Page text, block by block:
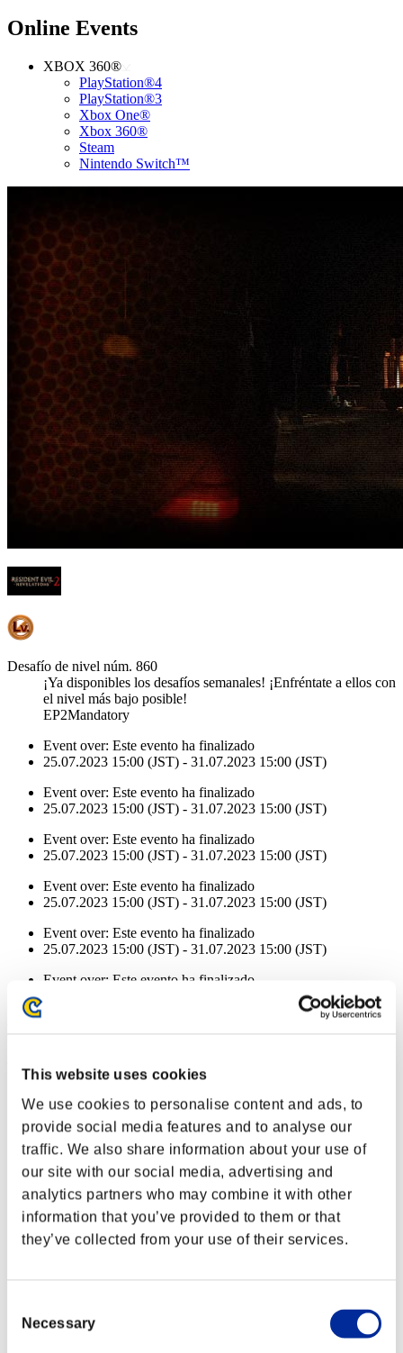
This website uses cookies
We use cookies to personalise content and ads, to
provide social media features and to analyse our
traffic. We also share information about your use of
our site with our social media, advertising and
analytics partners who may combine it with other
information that you’ve provided to them or that
they’ve collected from your use of their services.
Selection
Necessary
Online Events
XBOX 360®
PlayStation®4
PlayStation®3
Xbox One®
Xbox 360®
Steam
Nintendo Switch™
Desafío de nivel núm. 860
¡Ya disponibles los desafíos semanales! ¡Enfréntate a ellos con
el nivel más bajo posible!
EP2Mandatory
Event over: Este evento ha finalizado
25.07.2023 15:00 (JST) - 31.07.2023 15:00 (JST)
Event over: Este evento ha finalizado
25.07.2023 15:00 (JST) - 31.07.2023 15:00 (JST)
Event over: Este evento ha finalizado
25.07.2023 15:00 (JST) - 31.07.2023 15:00 (JST)
Event over: Este evento ha finalizado
25.07.2023 15:00 (JST) - 31.07.2023 15:00 (JST)
Event over: Este evento ha finalizado
25.07.2023 15:00 (JST) - 31.07.2023 15:00 (JST)
Event over: Este evento ha finalizado
25.07.2023 15:00 (JST) - 31.07.2023 15:00 (JST)
Recompensas de evento
Por logros
Nvl. de personaje: 100 o menos
Disparo crítico
Nvl. de personaje: 80 o menos
Corto alcance
Lv.5
Nvl. de personaje: 60 o menos